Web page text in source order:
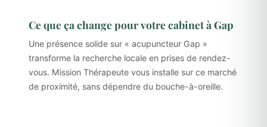
Ce que ça change pour votre cabinet à Gap
Une présence solide sur « acupuncteur Gap »
transforme la recherche locale en prises de rendez-
vous. Mission Thérapeute vous installe sur ce marché
de proximité, sans dépendre du bouche-à-oreille.